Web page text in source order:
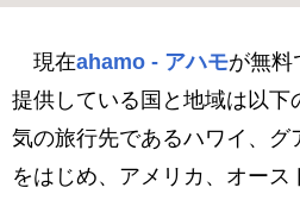
現在ahamo - アハモが無料
提供している国と地域は以下
気の旅行先であるハワイ、グ
をはじめ、アメリカ、オー